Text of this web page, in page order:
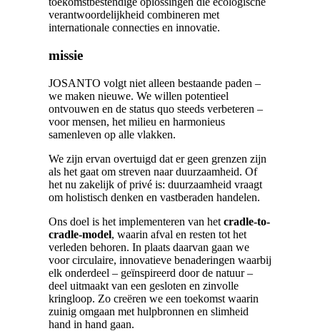
verantwoordelijkheid combineren met
internationale connecties en innovatie.
missie
JOSANTO volgt niet alleen bestaande paden –
we maken nieuwe. We willen potentieel
ontvouwen en de status quo steeds verbeteren –
voor mensen, het milieu en harmonieus
samenleven op alle vlakken.
We zijn ervan overtuigd dat er geen grenzen zijn
als het gaat om streven naar duurzaamheid. Of
het nu zakelijk of privé is: duurzaamheid vraagt
om holistisch denken en vastberaden handelen.
Ons doel is het implementeren van het cradle-to-
cradle-model, waarin afval en resten tot het
verleden behoren. In plaats daarvan gaan we
voor circulaire, innovatieve benaderingen waarbij
elk onderdeel – geïnspireerd door de natuur –
deel uitmaakt van een gesloten en zinvolle
kringloop. Zo creëren we een toekomst waarin
zuinig omgaan met hulpbronnen en slimheid
hand in hand gaan.